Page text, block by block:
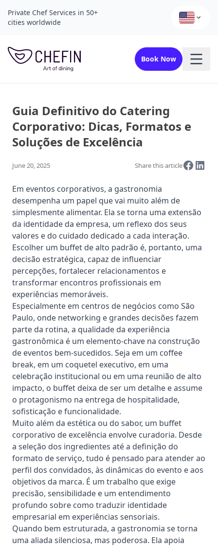
Private Chef Services in 50+
cities worldwide
Book Now
Guia Definitivo do Catering
Corporativo: Dicas, Formatos e
Soluções de Excelência
June 20, 2025 Share this article
Em eventos corporativos, a gastronomia
desempenha um papel que vai muito além de
simplesmente alimentar. Ela se torna uma extensão
da identidade da empresa, um reflexo dos seus
valores e do cuidado dedicado a cada interação.
Escolher um buffet de alto padrão é, portanto, uma
decisão estratégica, capaz de influenciar
percepções, fortalecer relacionamentos e
transformar encontros profissionais em
experiências memoráveis.
Especialmente em centros de negócios como São
Paulo, onde networking e grandes decisões fazem
parte da rotina, a qualidade da experiência
gastronômica é um elemento-chave na construção
de eventos bem-sucedidos. Seja em um coffee
break, em um coquetel executivo, em uma
celebração institucional ou em uma reunião de alto
impacto, o buffet deixa de ser um detalhe e assume
o protagonismo na entrega de hospitalidade,
sofisticação e funcionalidade.
Muito além da estética ou do sabor, um buffet
corporativo de excelência envolve curadoria. Desde
a seleção dos ingredientes até a definição do
formato de serviço, tudo é pensado para atender ao
perfil dos convidados, às dinâmicas do evento e aos
objetivos da marca. É um trabalho que exige
precisão, sensibilidade e um entendimento
profundo sobre como traduzir identidade
empresarial em experiências sensoriais.
Quando bem estruturada, a gastronomia se torna
uma aliada silenciosa, mas poderosa. Ela apoia